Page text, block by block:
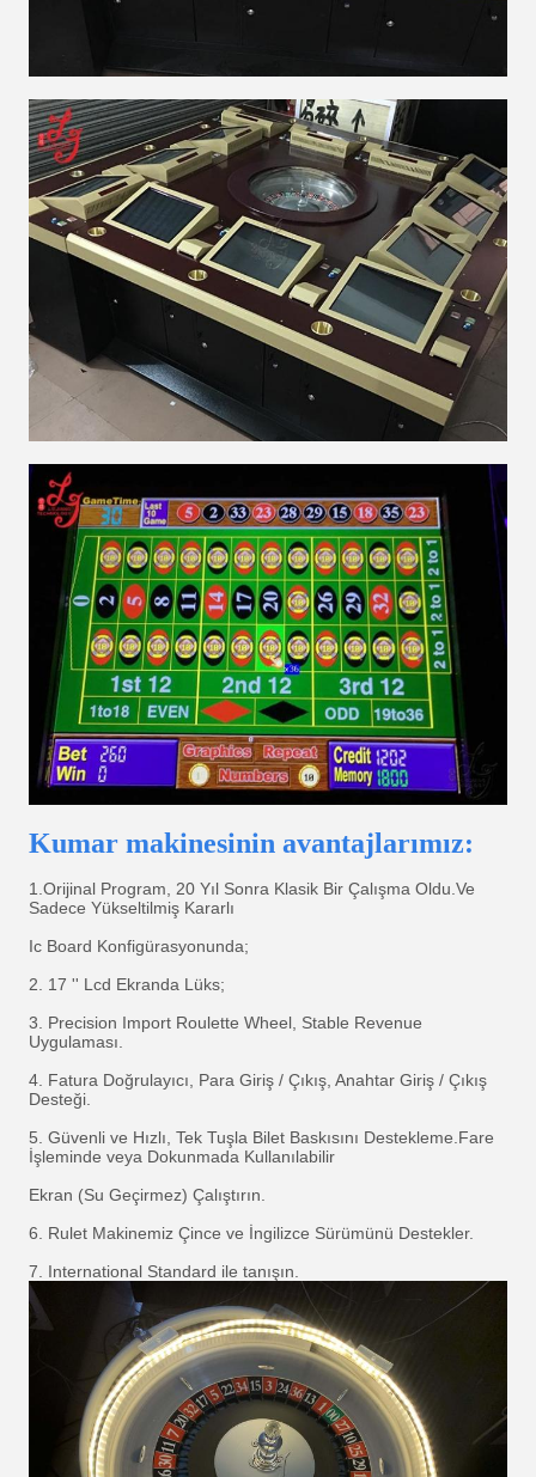
Kumar makinesinin avantajlarımız:
1.Orijinal Program, 20 Yıl Sonra Klasik Bir Çalışma Oldu.Ve
Sadece Yükseltilmiş Kararlı
Ic Board Konfigürasyonunda;
2. 17 '' Lcd Ekranda Lüks;
3. Precision Import Roulette Wheel, Stable Revenue
Uygulaması.
4. Fatura Doğrulayıcı, Para Giriş / Çıkış, Anahtar Giriş / Çıkış
Desteği.
5. Güvenli ve Hızlı, Tek Tuşla Bilet Baskısını Destekleme.Fare
İşleminde veya Dokunmada Kullanılabilir
Ekran (Su Geçirmez) Çalıştırın.
6. Rulet Makinemiz Çince ve İngilizce Sürümünü Destekler.
7. International Standard ile tanışın.